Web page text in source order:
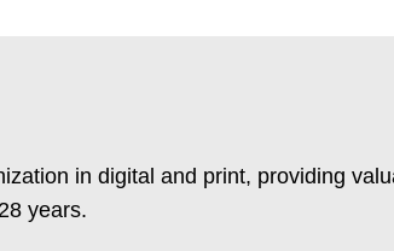
in digital and print, providing
years.